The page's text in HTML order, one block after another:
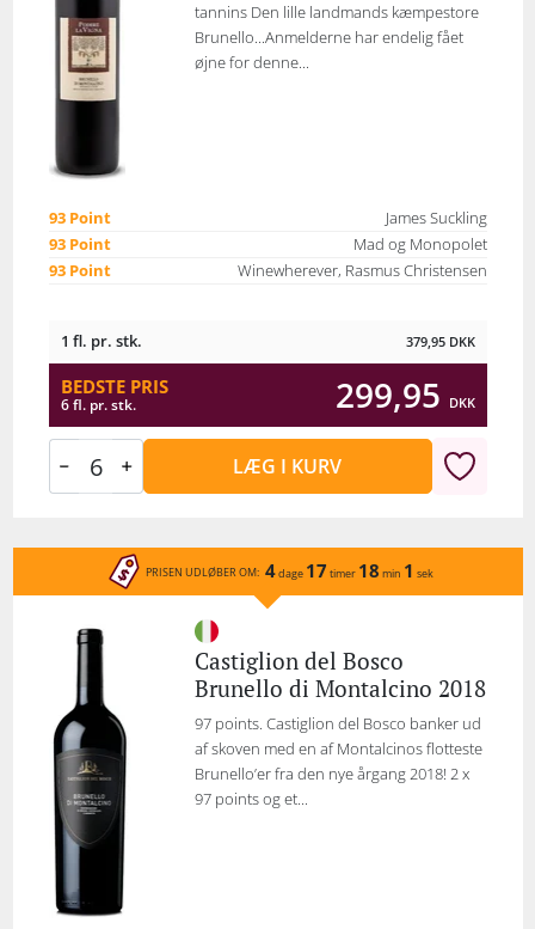
tannins Den lille landmands kæmpestore
Brunello...Anmelderne har endelig fået
øjne for denne...
93 Point
James Suckling
93 Point
Mad og Monopolet
93 Point
Winewherever, Rasmus Christensen
1 fl. pr. stk. 379,95 DKK
BEDSTE PRIS
6 fl. pr. stk. 299,95 DKK
LÆG I KURV
PRISEN UDLØBER OM: 4dage 17 timer 18 min 1 sek
Castiglion del Bosco
Brunello di Montalcino 2018
97 points. Castiglion del Bosco banker ud
af skoven med en af Montalcinos flotteste
Brunello’er fra den nye årgang 2018! 2 x
97 points og et...